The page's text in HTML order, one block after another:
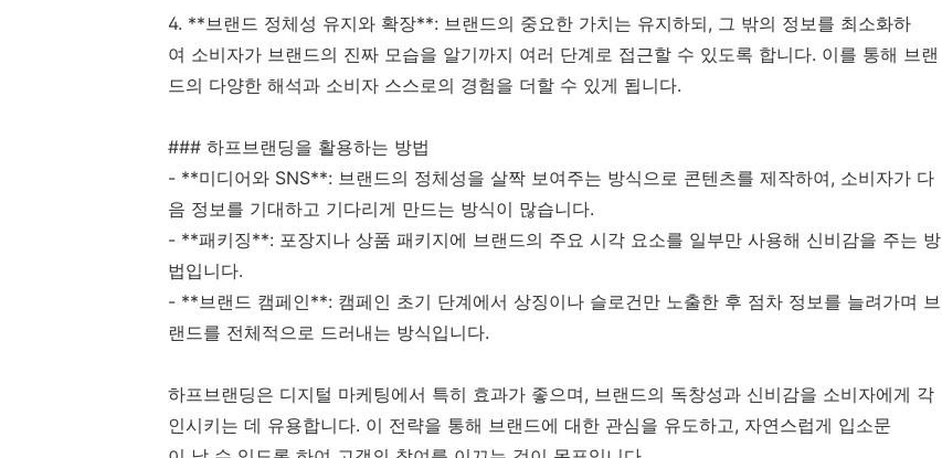
4. **브랜드 정체성 유지와 확장**: 브랜드의 중요한 가치는 유지하되, 그 밖의 정보를 최소화하
여 소비자가 브랜드의 진짜 모습을 알기까지 여러 단계로 접근할 수 있도록 합니다. 이를 통해 브랜
드의 다양한 해석과 소비자 스스로의 경험을 더할 수 있게 됩니다.
### 하프브랜딩을 활용하는 방법
- **미디어와 SNS**: 브랜드의 정체성을 살짝 보여주는 방식으로 콘텐츠를 제작하여, 소비자가 다
음 정보를 기대하고 기다리게 만드는 방식이 많습니다.
- **패키징**: 포장지나 상품 패키지에 브랜드의 주요 시각 요소를 일부만 사용해 신비감을 주는 방
법입니다.
- **브랜드 캠페인**: 캠페인 초기 단계에서 상징이나 슬로건만 노출한 후 점차 정보를 늘려가며 브
랜드를 전체적으로 드러내는 방식입니다.
하프브랜딩은 디지털 마케팅에서 특히 효과가 좋으며, 브랜드의 독창성과 신비감을 소비자에게 각
인시키는 데 유용합니다. 이 전략을 통해 브랜드에 대한 관심을 유도하고, 자연스럽게 입소문